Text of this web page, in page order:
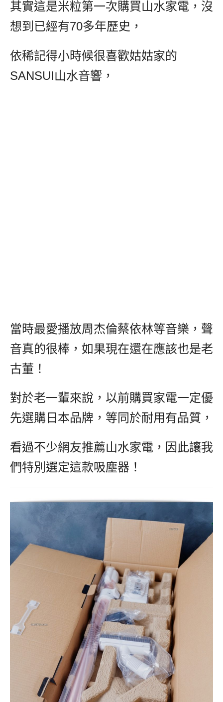
其實這是米粒第一次購買山水家電，沒
想到已經有70多年歷史，
依稀記得小時候很喜歡姑姑家的
SANSUI山水音響，
當時最愛播放周杰倫蔡依林等音樂，聲
音真的很棒，如果現在還在應該也是老
古董！
對於老一輩來說，以前購買家電一定優
先選購日本品牌，等同於耐用有品質，
看過不少網友推薦山水家電，因此讓我
們特別選定這款吸塵器！